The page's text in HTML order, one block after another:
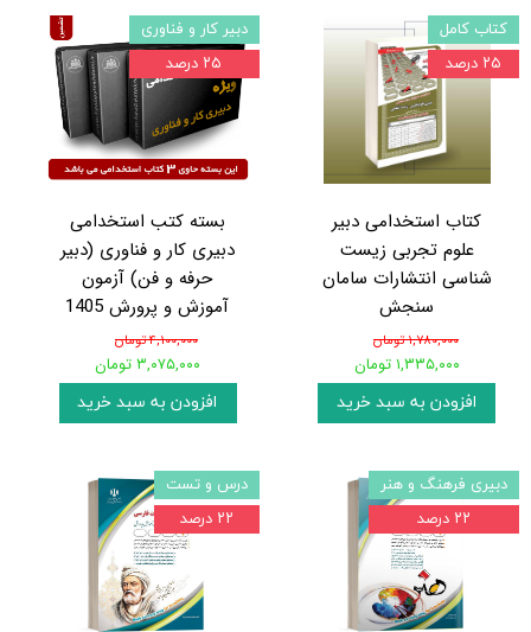
کتاب استخدامی دبیر
علوم تجربی زیست
شناسی انتشارات سامان
سنجش
۱,۷۸۰,۰۰۰ تومان
۱,۳۳۵,۰۰۰ تومان
افزودن به سبد خرید
کتاب کامل
۲۵ درصد
بسته کتب استخدامی
دبیری کار و فناوری (دبیر
حرفه و فن) آزمون
آموزش و پرورش 1405
۴,۱۰۰,۰۰۰ تومان
۳,۰۷۵,۰۰۰ تومان
افزودن به سبد خرید
دبیر کار و فناوری
۲۵ درصد
دبیری فرهنگ و هنر
۲۲ درصد
درس و تست
۲۲ درصد